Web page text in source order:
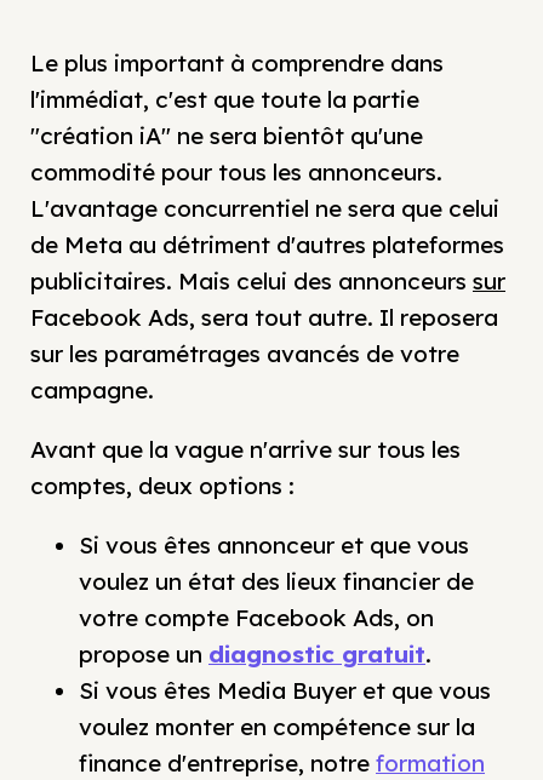
Le plus important à comprendre dans
l'immédiat, c'est que toute la partie
"création iA" ne sera bientôt qu'une
commodité pour tous les annonceurs.
L'avantage concurrentiel ne sera que celui
de Meta au détriment d'autres plateformes
publicitaires. Mais celui des annonceurs sur
Facebook Ads, sera tout autre. Il reposera
sur les paramétrages avancés de votre
campagne.
Avant que la vague n'arrive sur tous les
comptes, deux options :
Si vous êtes annonceur et que vous
voulez un état des lieux financier de
votre compte Facebook Ads, on
propose un diagnostic gratuit.
Si vous êtes Media Buyer et que vous
voulez monter en compétence sur la
finance d'entreprise, notre formation